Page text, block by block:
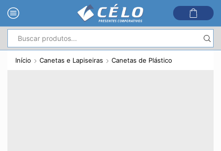
de
pesquisa
Início Canetas e Lapiseiras Canetas de Plástico